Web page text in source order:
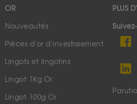
OR
Nouveautés
Pièces d'or d'investissement
Lingots et lingotins
Lingot 1Kg Or
Lingot 100g Or
PLUS